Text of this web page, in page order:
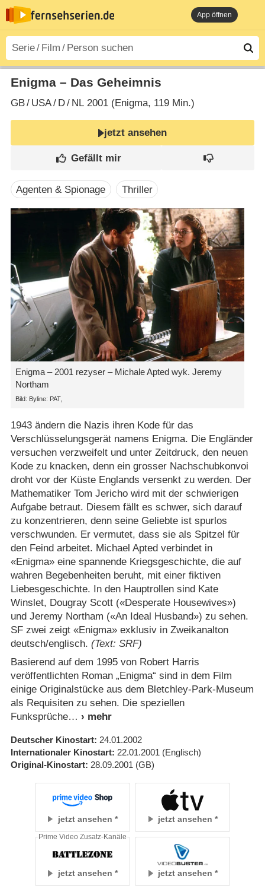
App öffnen
Enigma – Das Geheimnis
GB/ USA/ D/ NL2001 (Enigma‎, 119 Min.)
jetzt ansehen
Agenten & Spionage Thriller
Enigma – 2001 rezyser – Michale Apted wyk. Jeremy
Northam
Bild: Byline: PAT,
1943 ändern die Nazis ihren Kode für das
Verschlüsselungsgerät namens Enigma. Die Engländer
versuchen verzweifelt und unter Zeitdruck, den neuen
Kode zu knacken, denn ein grosser Nachschubkonvoi
droht vor der Küste Englands versenkt zu werden. Der
Mathematiker Tom Jericho wird mit der schwierigen
Aufgabe betraut. Diesem fällt es schwer, sich darauf
zu konzentrieren, denn seine Geliebte ist spurlos
verschwunden. Er vermutet, dass sie als Spitzel für
den Feind arbeitet. Michael Apted verbindet in
«Enigma» eine spannende Kriegsgeschichte, die auf
wahren Begebenheiten beruht, mit einer fiktiven
Liebesgeschichte. In den Hauptrollen sind Kate
Winslet, Dougray Scott («Desperate Housewives»)
und Jeremy Northam («An Ideal Husband») zu sehen.
SF zwei zeigt «Enigma» exklusiv in Zweikanalton
deutsch/​englisch. (Text: SRF)
Basierend auf dem 1995 von Robert Harris
veröffentlichten Roman „Enigma“ sind in dem Film
einige Originalstücke aus dem Bletchley-Park-Museum
als Requisiten zu sehen. Die speziellen
Funksprüche
Deutscher Kinostart 24.01.2002
Internationaler Kinostart 22.01.2001 (Englisch)
Original-Kinostart 28.09.2001 (GB)
jetzt ansehen jetzt ansehen
jetzt ansehen
Prime Video Zusatz-Kanäle
jetzt ansehen